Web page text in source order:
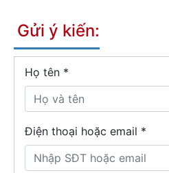
Gửi ý kiến:
Họ tên *
Điện thoại hoặc email *